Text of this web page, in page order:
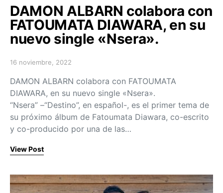
DAMON ALBARN colabora con
FATOUMATA DIAWARA, en su
nuevo single «Nsera».
Posted on
16 noviembre, 2022
DAMON ALBARN colabora con FATOUMATA
DIAWARA, en su nuevo single «Nsera».
“Nsera” –“Destino”, en español-, es el primer tema de
su próximo álbum de Fatoumata Diawara, co-escrito
y co-producido por una de las…
View Post